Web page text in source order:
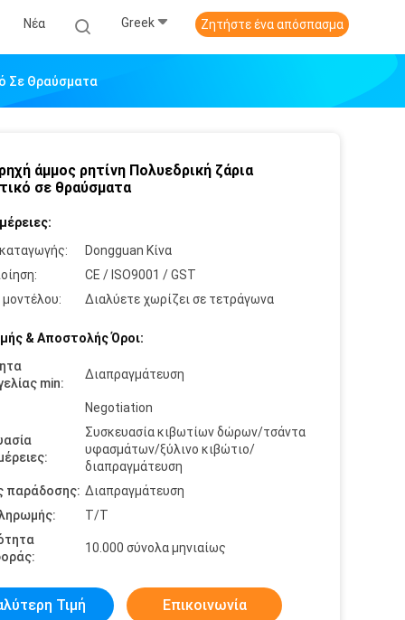
Νέα Greek Ζητήστε ένα απόσπασμα
Σε Θραύσματα
άμμος ρητίνη Πολυεδρική ζάρια
σε θραύσματα
Dongguan Κίνα
CE / ISO9001 / GST
Διαλύετε χωρίζει σε τετράγωνα
& Αποστολής Όροι:
min:
Διαπραγμάτευση
Negotiation
Συσκευασία κιβωτίων δώρων/τσάντα
υφασμάτων/ξύλινο κιβώτιο/
διαπραγμάτευση
παράδοσης: Διαπραγμάτευση
Τ/Τ
10.000 σύνολα μηνιαίως
Τιμή Επικοινωνία